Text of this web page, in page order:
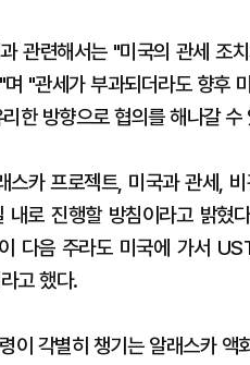
관련해서는 "미국의 관세 조
"관세가 부과되더라도 향후
한 방향으로 협의를 해나갈
스카 프로젝트, 미국과 관세,
내로 진행할 방침이라고 밝혔
다음 주라도 미국에 가서
고 했다.
이 각별히 챙기는 알래스카